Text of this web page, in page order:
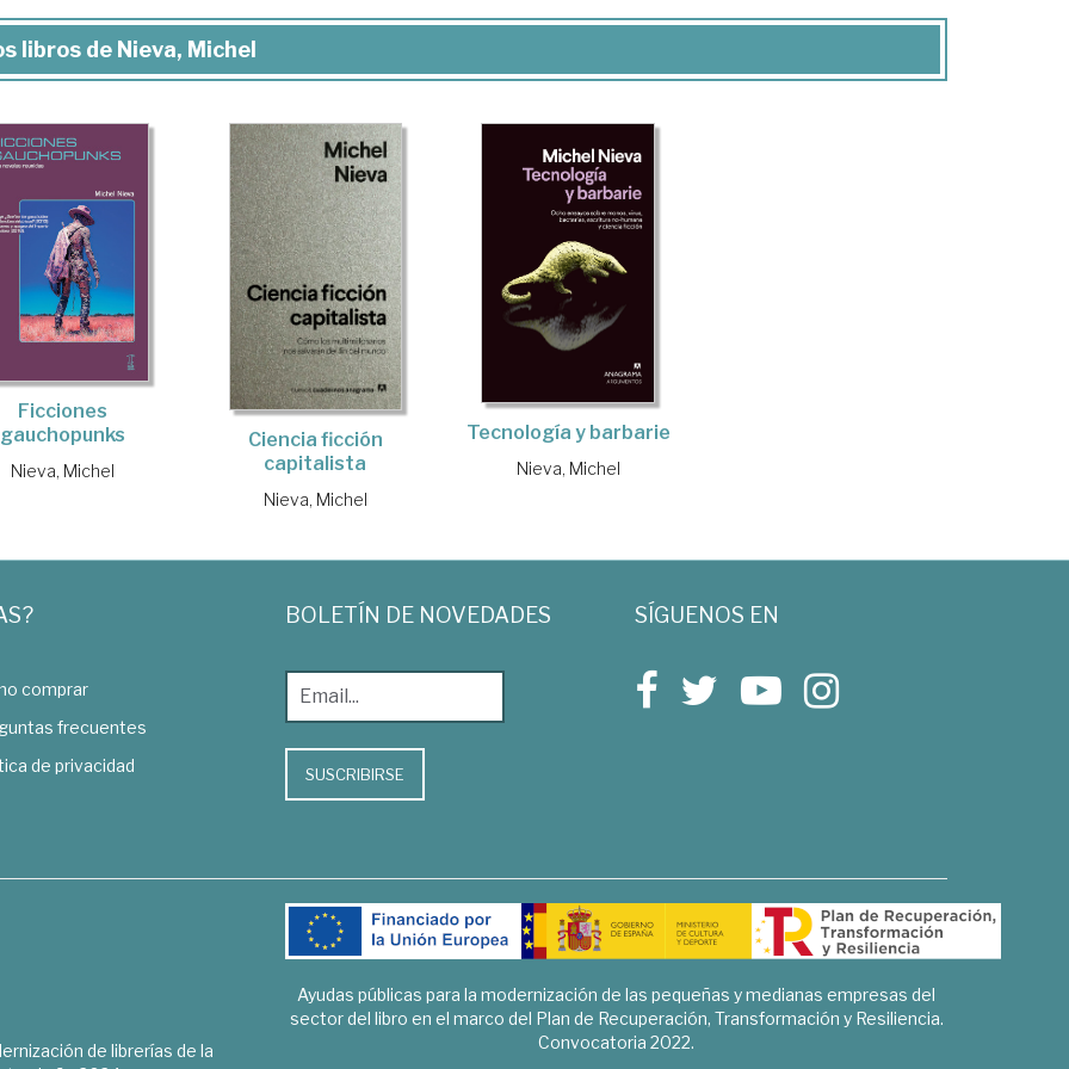
libros de Nieva, Michel
Ficciones
gauchopunks
Nieva, Michel
Ciencia ficción
capitalista
Nieva, Michel
Tecnología y barbarie
Nieva, Michel
comprar
frecuentes
de privacidad
BOLETÍN DE NOVEDADES
SUSCRIBIRSE
SÍGUENOS EN
de librerías de la
Ayudas públicas para la modernización de las pequeñas y medianas empresas del
sector del libro en el marco del Plan de Recuperación, Transformación y Resiliencia.
Convocatoria 2022.